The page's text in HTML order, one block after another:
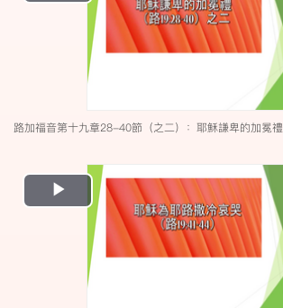
路加福音第十九章28-40節（之二）：耶穌謙卑的加冕禮
Play
Video